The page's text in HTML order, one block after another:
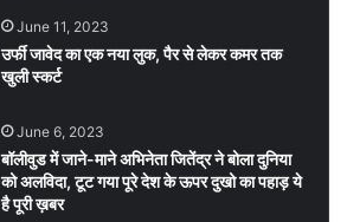
June 11, 2023
उर्फी जावेद का एक नया लुक, पैर से लेकर कमर तक
खुली स्कर्ट
June 6, 2023
बॉलीवुड में जाने-माने अभिनेता जितेंद्र ने बोला दुनिया
को अलविदा, टूट गया पूरे देश के ऊपर दुखो का पहाड़ ये
है पूरी ख़बर